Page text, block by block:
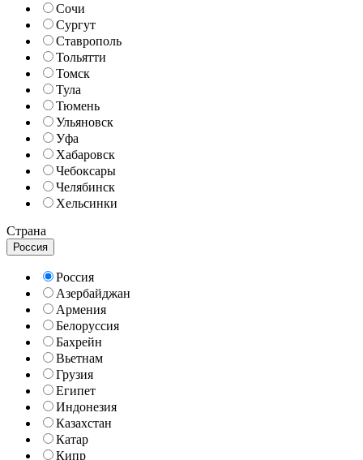
Сочи
Сургут
Ставрополь
Тольятти
Томск
Тула
Тюмень
Ульяновск
Уфа
Хабаровск
Чебоксары
Челябинск
Хельсинки
Страна
Россия
Россия
Азербайджан
Армения
Белоруссия
Бахрейн
Вьетнам
Грузия
Египет
Индонезия
Казахстан
Катар
Кипр